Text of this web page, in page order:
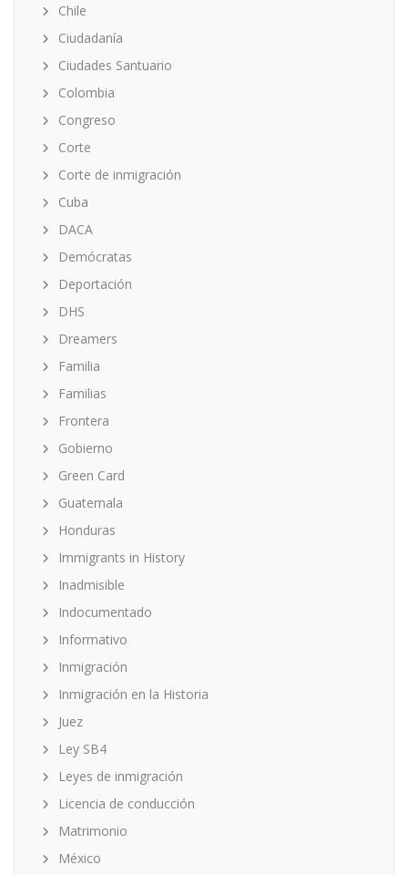
Chile
Ciudadanía
Ciudades Santuario
Colombia
Congreso
Corte
Corte de inmigración
Cuba
DACA
Demócratas
Deportación
DHS
Dreamers
Familia
Familias
Frontera
Gobierno
Green Card
Guatemala
Honduras
Immigrants in History
Inadmisible
Indocumentado
Informativo
Inmigración
Inmigración en la Historia
Juez
Ley SB4
Leyes de inmigración
Licencia de conducción
Matrimonio
México